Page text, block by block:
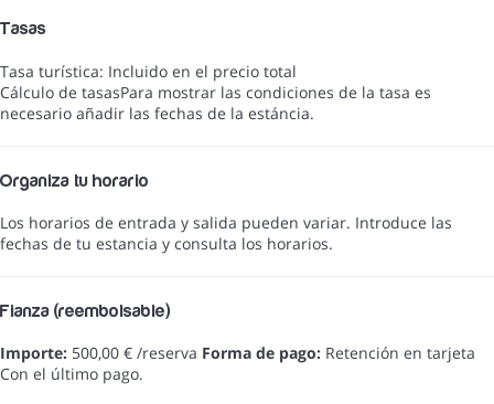
Tasas
Tasa turística: Incluido en el precio total
Cálculo de tasasPara mostrar las condiciones de la tasa es
necesario añadir las fechas de la estáncia.
Organiza tu horario
Los horarios de entrada y salida pueden variar. Introduce las
fechas de tu estancia y consulta los horarios.
Fianza (reembolsable)
Importe: 500,00 € /reserva Forma de pago: Retención en tarjeta
Con el último pago.